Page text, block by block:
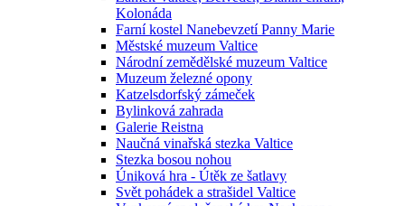
Kolonáda
Farní kostel Nanebevzetí Panny Marie
Městské muzeum Valtice
Národní zemědělské muzeum Valtice
Muzeum železné opony
Katzelsdorfský zámeček
Bylinková zahrada
Galerie Reistna
Naučná vinařská stezka Valtice
Stezka bosou nohou
Úniková hra - Útěk ze šatlavy
Svět pohádek a strašidel Valtice